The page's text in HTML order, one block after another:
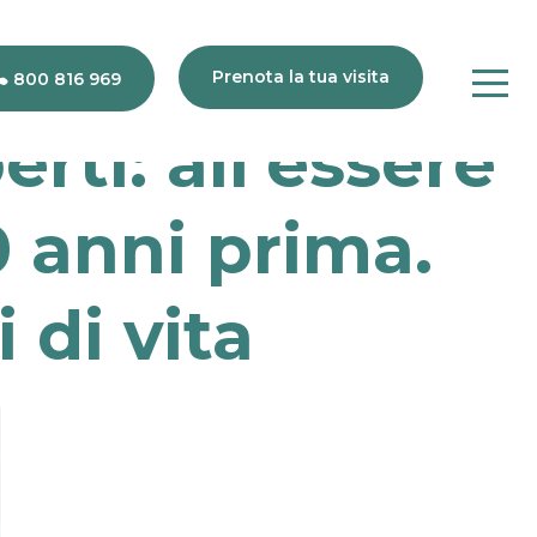
800 816 969 Prenota la tua visita
all’essere
anni prima.
di vita